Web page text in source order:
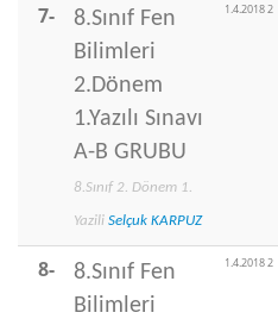
7-
8.Sınıf Fen
Bilimleri
2.Dönem
1.Yazılı Sınavı
A-B GRUBU
8.Sınıf 2. Dönem 1.
Yazili Selçuk KARPUZ
1.4.2018 2
8-
8.Sınıf Fen
Bilimleri
1.4.2018 2